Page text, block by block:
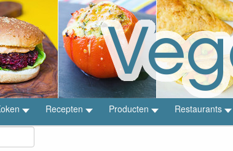
Recepten Producten Restaurants